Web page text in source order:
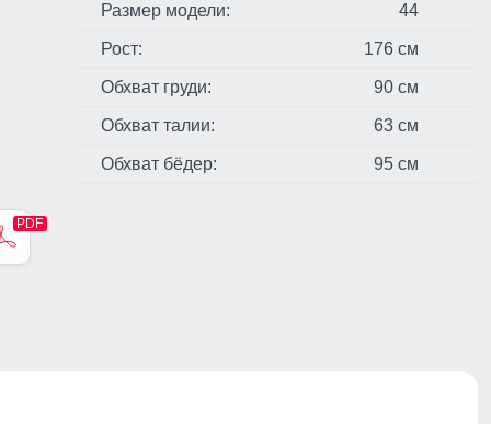
Размер модели:
44
Рост: 176 см
Обхват груди: 90 см
Обхват талии: 63 см
Обхват бёдер: 95 см